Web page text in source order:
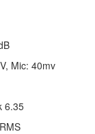
Mic: 40mv
6.35